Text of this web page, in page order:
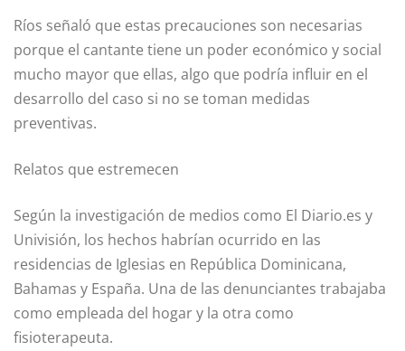
Ríos señaló que estas precauciones son necesarias
porque el cantante tiene un poder económico y social
mucho mayor que ellas, algo que podría influir en el
desarrollo del caso si no se toman medidas
preventivas.
Relatos que estremecen
Según la investigación de medios como El Diario.es y
Univisión, los hechos habrían ocurrido en las
residencias de Iglesias en República Dominicana,
Bahamas y España. Una de las denunciantes trabajaba
como empleada del hogar y la otra como
fisioterapeuta.